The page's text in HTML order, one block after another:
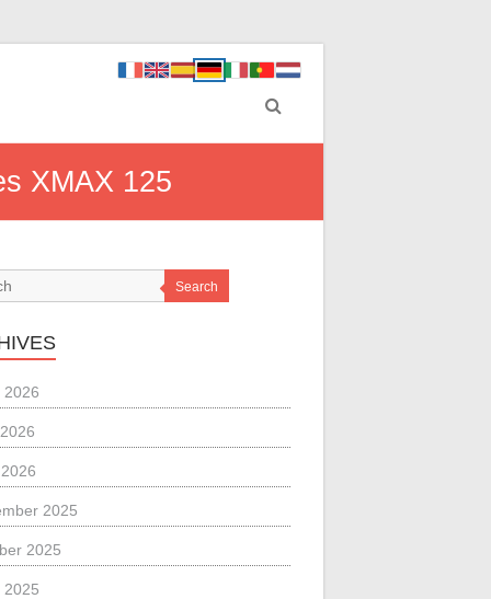
XMAX 125
Search
2026
2025
2025
2025